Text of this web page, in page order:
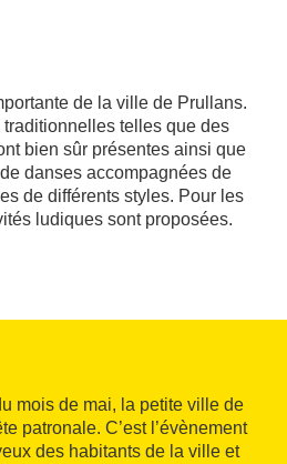
de la ville de Prullans.
telles que des
bien sûr présentes ainsi que
danses accompagnées de
de différents styles. Pour les
ludiques sont proposées.
mois de mai, la petite ville de
patronale. C’est l’évènement
des habitants de la ville et